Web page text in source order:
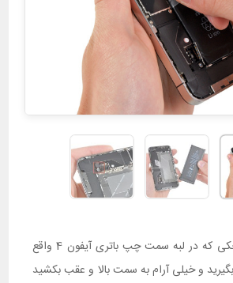
نوار پلاستیکی کوچکی که در لبه سمت چپ باتری آیفون 4 واقع
و خیلی آرام به سمت بالا و عقب بکشید